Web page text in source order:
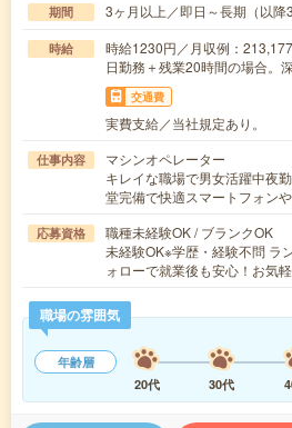
期間 3ヶ月以上／即日～長期（以降
時給
時給1230円／月収例：
日勤務＋残業20時間の場合。
交通費
実費支給／当社規定あり。
仕事内容
マシンオペレーター
キレイな職場で男女活躍中夜
堂完備で快適スマートフォン
応募資格
職種未経験OK / ブランクOK
未経験OK※学歴・経験不問 ラ
ォローで就業後も安心！お気
職場の雰囲気
年齢層
20代
30代